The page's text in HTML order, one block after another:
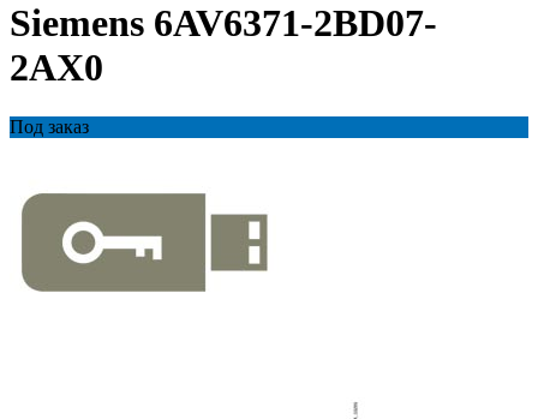
Siemens 6AV6371-2BD07-
2AX0
Под заказ